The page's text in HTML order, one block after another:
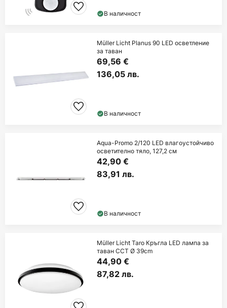
В наличност
Müller Licht Planus 90 LED осветление
за таван
69,56 €
136,05 лв.
В наличност
Aqua-Promo 2/120 LED влагоустойчиво
осветително тяло, 127,2 см
42,90 €
83,91 лв.
В наличност
Müller Licht Taro Кръгла LED лампа за
таван CCT Ø 39cm
44,90 €
87,82 лв.